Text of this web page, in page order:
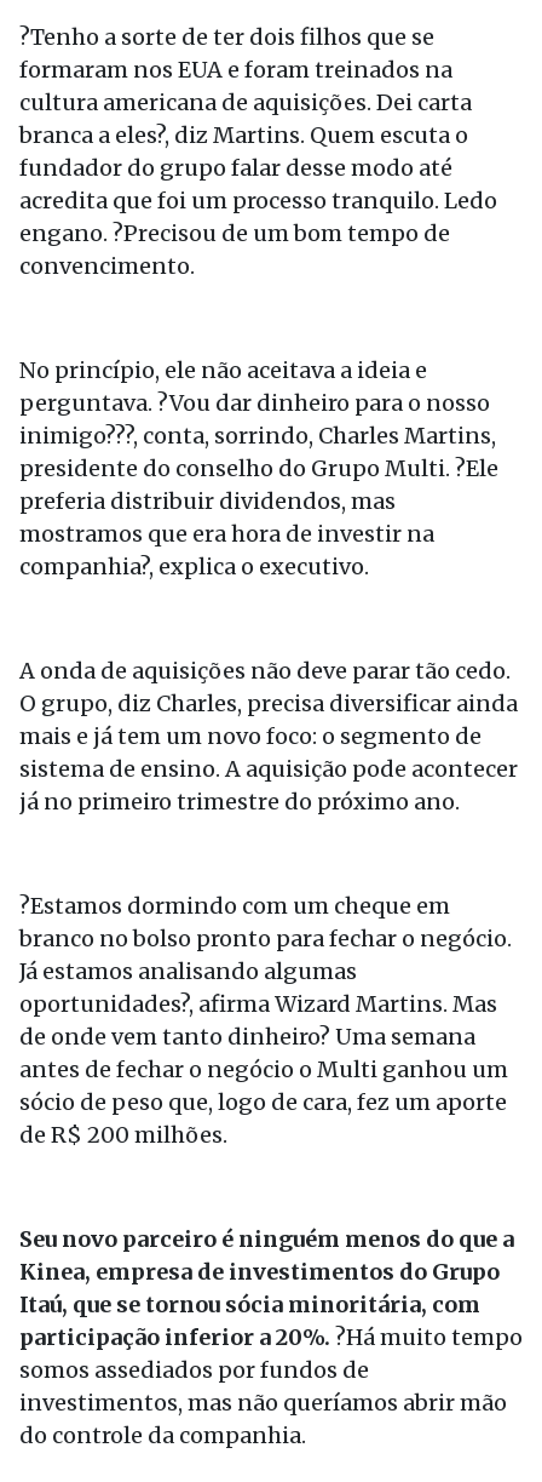
?Tenho a sorte de ter dois filhos que se
formaram nos EUA e foram treinados na
cultura americana de aquisições. Dei carta
branca a eles?, diz Martins. Quem escuta o
fundador do grupo falar desse modo até
acredita que foi um processo tranquilo. Ledo
engano. ?Precisou de um bom tempo de
convencimento.
No princípio, ele não aceitava a ideia e
perguntava. ?Vou dar dinheiro para o nosso
inimigo???, conta, sorrindo, Charles Martins,
presidente do conselho do Grupo Multi. ?Ele
preferia distribuir dividendos, mas
mostramos que era hora de investir na
companhia?, explica o executivo.
A onda de aquisições não deve parar tão cedo.
O grupo, diz Charles, precisa diversificar ainda
mais e já tem um novo foco: o segmento de
sistema de ensino. A aquisição pode acontecer
já no primeiro trimestre do próximo ano.
?Estamos dormindo com um cheque em
branco no bolso pronto para fechar o negócio.
Já estamos analisando algumas
oportunidades?, afirma Wizard Martins. Mas
de onde vem tanto dinheiro? Uma semana
antes de fechar o negócio o Multi ganhou um
sócio de peso que, logo de cara, fez um aporte
de R$ 200 milhões.
Seu novo parceiro é ninguém menos do que a
Kinea, empresa de investimentos do Grupo
Itaú, que se tornou sócia minoritária, com
participação inferior a 20%. ?Há muito tempo
somos assediados por fundos de
investimentos, mas não queríamos abrir mão
do controle da companhia.